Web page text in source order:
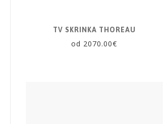
TV SKRINKA THOREAU
od 2070.00€